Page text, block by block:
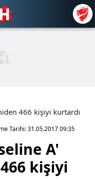
466 kişiyi kurtardı
Tarihi: 31.05.201709:35
A'
kişiyi